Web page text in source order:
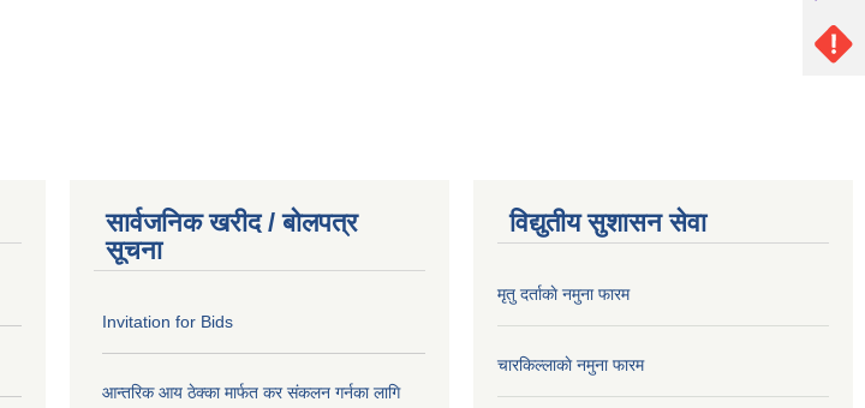
सार्वजनिक खरीद / बोलपत्र
सूचना
Invitation for Bids
आन्तरिक आय ठेक्का मार्फत कर संकलन गर्नका लागि
विद्युतीय सुशासन सेवा
मृतु दर्ताकाे नमुना फारम
चारकिल्लाकाे नमुना फारम